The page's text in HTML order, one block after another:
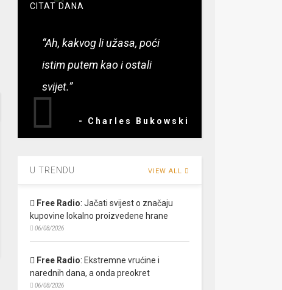
CITAT DANA
“Ah, kakvog li užasa, poći
istim putem kao i ostali
svijet.”
- Charles Bukowski
U TRENDU VIEW ALL
Free Radio: Jačati svijest o značaju
kupovine lokalno proizvedene hrane
06/08/2026
Free Radio: Ekstremne vrućine i
narednih dana, a onda preokret
06/08/2026